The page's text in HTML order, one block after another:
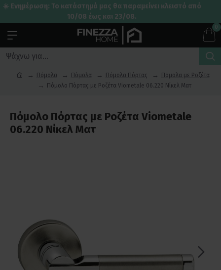
☀️ Ενημέρωση: Το κατάστημά μας θα παραμείνει κλειστό από
10/08 έως και 23/08.
0
Πόμολα Πόμολα Πόμολα Πόρτας
Πόμολα με Ροζέτα
Πόμολο Πόρτας με Ροζέτα Viometale 06.220 Νίκελ Ματ
Πόμολο Πόρτας με Ροζέτα Viometale
06.220 Νίκελ Ματ